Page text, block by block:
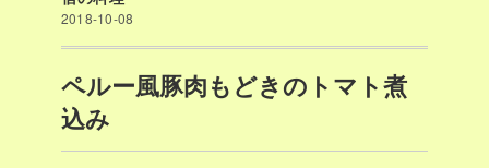
2018-10-08
ペルー風豚肉もどきのトマト煮
込み